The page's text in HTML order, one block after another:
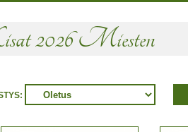
2026 Miesten